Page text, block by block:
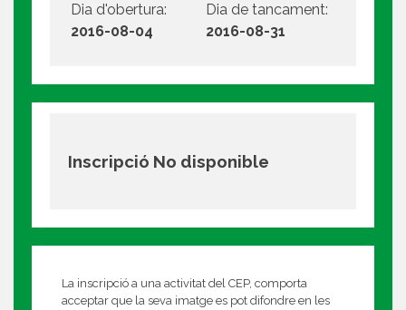
Dia d'obertura:
2016-08-04
Dia de tancament:
2016-08-31
Inscripció No disponible
La inscripció a una activitat del CEP, comporta
acceptar que la seva imatge es pot difondre en les